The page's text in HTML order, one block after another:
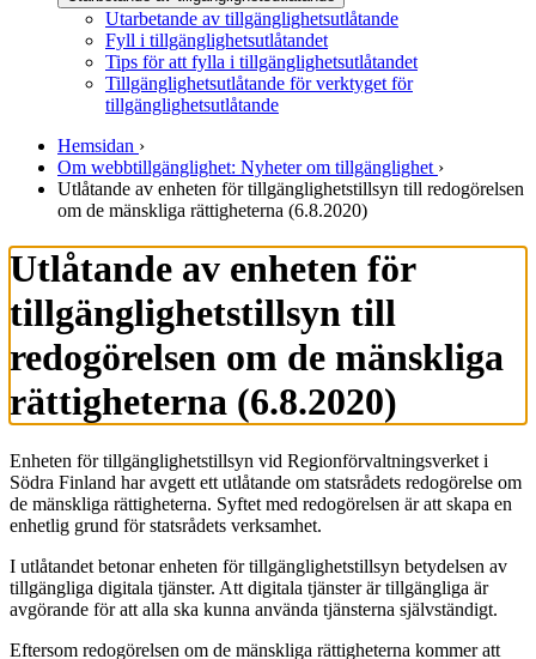
Utarbetande av tillgänglighetsutlåtande
Fyll i tillgänglighetsutlåtandet
Tips för att fylla i tillgänglighetsutlåtandet
Tillgänglighetsutlåtande för verktyget för
tillgänglighetsutlåtande
Hemsidan ›
Om webbtillgänglighet: Nyheter om tillgänglighet ›
Utlåtande av enheten för tillgänglighetstillsyn till redogörelsen
om de mänskliga rättigheterna (6.8.2020)
Utlåtande av enheten för
tillgänglighetstillsyn till
redogörelsen om de mänskliga
rättigheterna (6.8.2020)
Enheten för tillgänglighetstillsyn vid Regionförvaltningsverket i
Södra Finland har avgett ett utlåtande om statsrådets redogörelse om
de mänskliga rättigheterna. Syftet med redogörelsen är att skapa en
enhetlig grund för statsrådets verksamhet.
I utlåtandet betonar enheten för tillgänglighetstillsyn betydelsen av
tillgängliga digitala tjänster. Att digitala tjänster är tillgängliga är
avgörande för att alla ska kunna använda tjänsterna självständigt.
Eftersom redogörelsen om de mänskliga rättigheterna kommer att